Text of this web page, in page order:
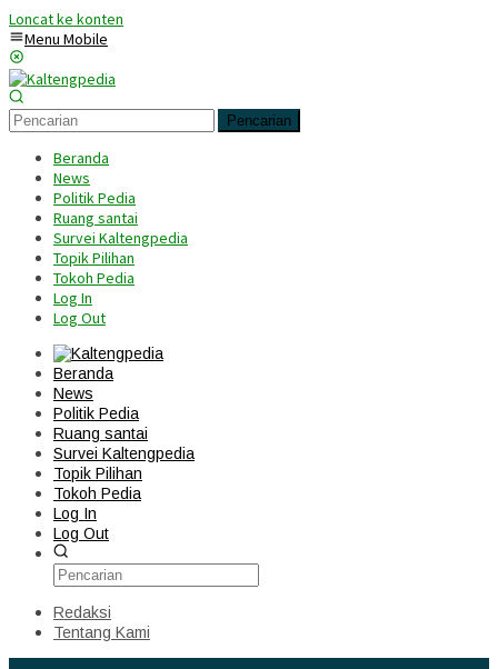
Loncat ke konten
Menu Mobile
Pencarian
Beranda
News
Politik Pedia
Ruang santai
Survei Kaltengpedia
Topik Pilihan
Tokoh Pedia
Log In
Log Out
Beranda
News
Politik Pedia
Ruang santai
Survei Kaltengpedia
Topik Pilihan
Tokoh Pedia
Log In
Log Out
Redaksi
Tentang Kami